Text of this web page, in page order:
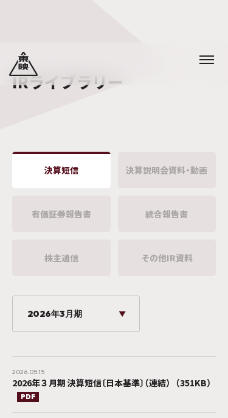
IRライブラリー
決算短信 決算説明会資料・動画
有価証券報告書 統合報告書
株主通信 その他IR資料
2026.05.15
2026年３月期 決算短信〔日本基準〕（連結） （351KB）
PDF